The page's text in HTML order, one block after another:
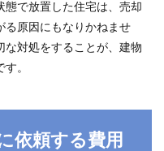
で放置した住宅は、売却
る原因にもなりかねませ
な対処をすることが、建物
。
依頼する費用